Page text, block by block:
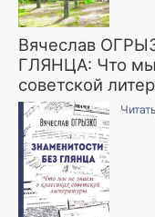
Вячеслав
ГЛЯНЦА: Что мы
советской